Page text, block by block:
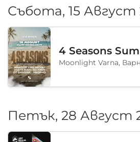
Събота, 15 Август
Петък, 28 Август